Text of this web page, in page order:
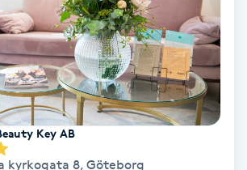
Key AB
kyrkogata 8, Göteborg